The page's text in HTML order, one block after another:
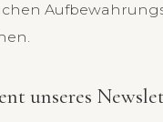
unseres